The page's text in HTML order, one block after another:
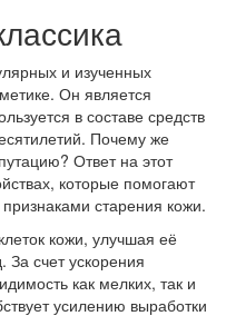
и изученных
Он является
в составе средств
Почему же
Ответ на этот
которые помогают
старения кожи.
кожи, улучшая её
За счет ускорения
как мелких, так и
усилению выработки